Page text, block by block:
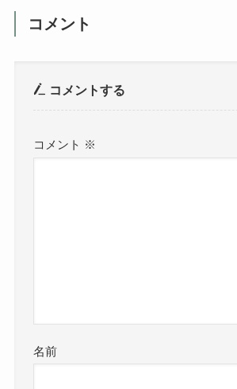
コメント
コメントする
コメント ※
名前